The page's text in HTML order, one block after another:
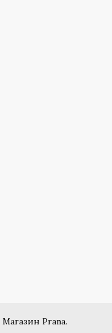
Магазин Prana.